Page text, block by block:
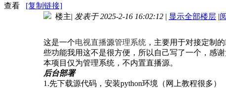
查看
[复制链接]
楼主| 发表于 2025-2-16 16:02:12 | 显示全部楼层 |
这是一个电视直播源管理系统 ，主要用于对接定制
些功能我用这不是很方便，所以自己写了一个，感
本项目仅为管理系统，不内置直播源。
后台部署
1.先下载源代码，安装python环境（网上教程很多）